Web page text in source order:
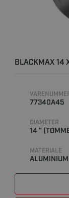
BLACKMAX 14
77340A45
DIAMETER
14 "
MATERIALE
ALUMINIUM